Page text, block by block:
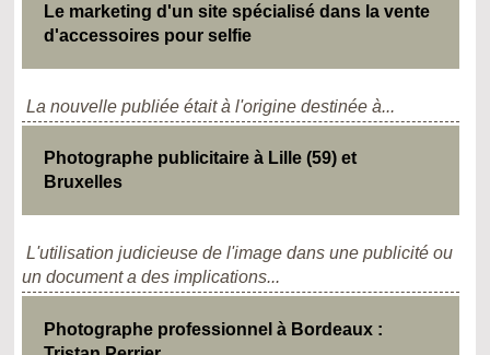
Le marketing d'un site spécialisé dans la vente
d'accessoires pour selfie
La nouvelle publiée était à l'origine destinée à...
Photographe publicitaire à Lille (59) et
Bruxelles
L'utilisation judicieuse de l'image dans une publicité ou
un document a des implications...
Photographe professionnel à Bordeaux :